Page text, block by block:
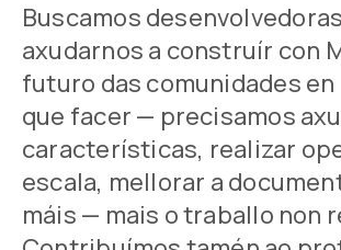
Buscamos
axudarnos a construír con
futuro das comunidades
que facer — precisamos
características, realizar
escala, mellorar a
máis — mais o traballo non